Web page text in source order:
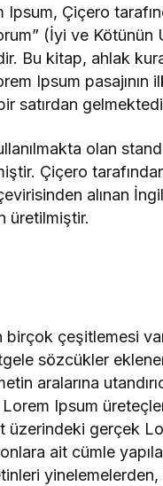
Ipsum, Çiçero
(İyi ve Kötünün
Bu kitap, ahlak
Ipsum pasajının
satırdan
olan
Çiçero
alınan
üretilmiştir.
birçok çeşitlemesi
sözcükler
aralarına
Ipsum
üzerindeki gerçek
ait cümle